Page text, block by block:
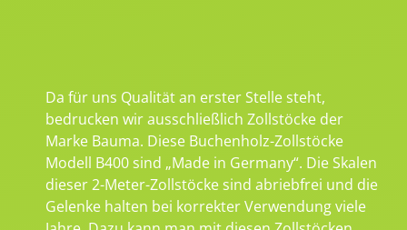
Da für uns Qualität an erster Stelle steht,
bedrucken wir ausschließlich Zollstöcke der
Marke Bauma. Diese Buchenholz-Zollstöcke
Modell B400 sind „Made in Germany“. Die Skalen
dieser 2-Meter-Zollstöcke sind abriebfrei und die
Gelenke halten bei korrekter Verwendung viele